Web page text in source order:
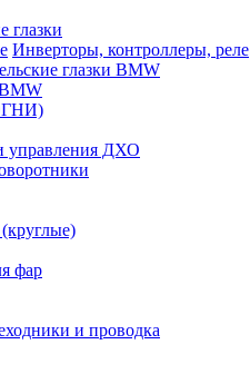
глазки
Инверторы, контроллеры, реле
глазки BMW
управления ДХО
фар
и проводка